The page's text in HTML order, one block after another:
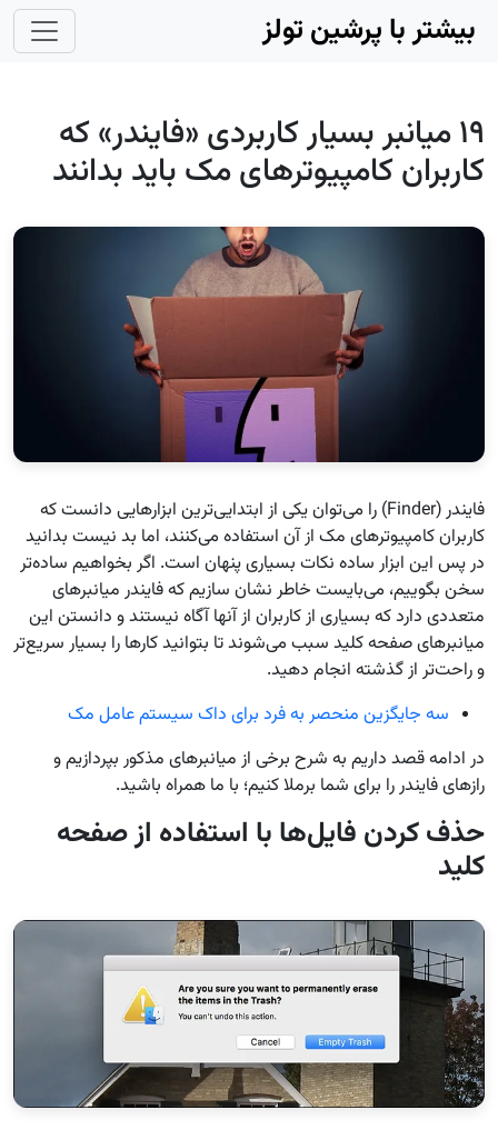
Skip to main content
بیشتر با پرشین تولز
۱۹ میانبر بسیار کاربردی «فایندر» که
کاربران کامپیوترهای مک باید بدانند
فایندر (Finder) را می‌توان یکی از ابتدایی‌ترین ابزارهایی دانست که
کاربران کامپیوترهای مک از آن استفاده می‌کنند، اما بد نیست بدانید
در پس این ابزار ساده نکات بسیاری پنهان است. اگر بخواهیم ساده‌تر
سخن بگوییم، می‌بایست خاطر نشان سازیم که فایندر میانبرهای
متعددی دارد که بسیاری از کاربران از آنها آگاه نیستند و دانستن این
میانبرهای صفحه کلید سبب می‌شوند تا بتوانید کارها را بسیار سریع‌تر
و راحت‌تر از گذشته انجام دهید.
سه جایگزین منحصر به فرد برای داک سیستم عامل مک
در ادامه قصد داریم به شرح برخی از میانبرهای مذکور بپردازیم و
رازهای فایندر را برای شما برملا کنیم؛ با ما همراه باشید.
حذف کردن فایل‌ها با استفاده از صفحه
کلید